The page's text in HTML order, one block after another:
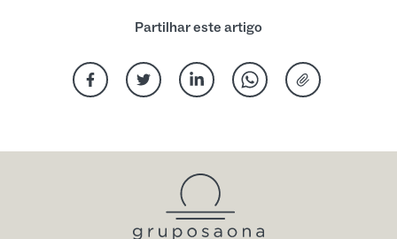
Partilhar este artigo
Partilhar no Facebook
Partilhar no Twitter
Partilhar no Linkedin
Partilhar via Whatsapp
Partilhar por